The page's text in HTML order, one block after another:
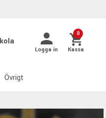
Logga in
0
Kassa
Övrigt